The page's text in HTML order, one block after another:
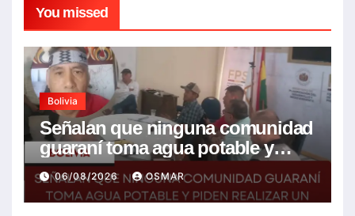
You missed
Bolivia
Señalan que ninguna comunidad
guaraní toma agua potable y
piden realizar un Foro para
resolver la problemática
06/08/2026 OSMAR